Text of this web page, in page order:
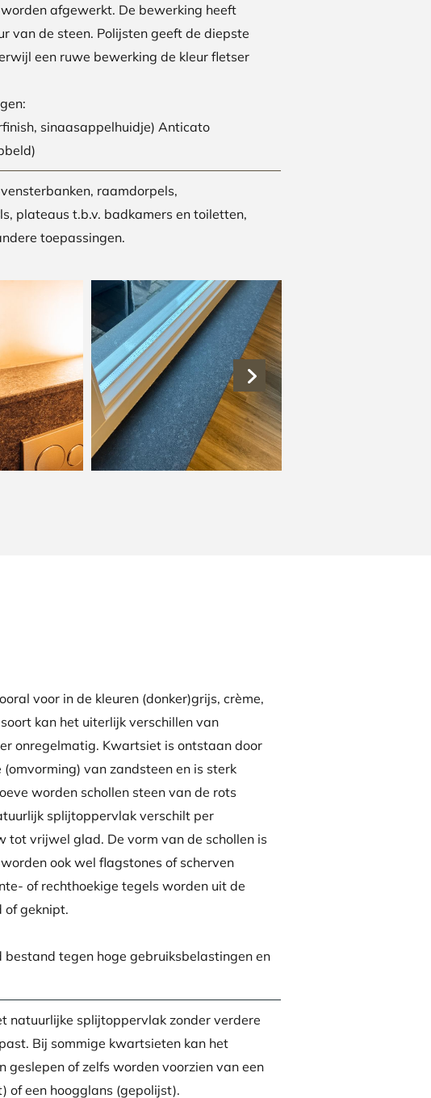
afgewerkt. De bewerking heeft
van de steen. Polijsten geeft de diepste
een ruwe bewerking de kleur fletser
sinaasappelhuidje) Anticato
raamdorpels,
plateaus t.b.v. badkamers en toiletten,
toepassingen.
voor in de kleuren (donker)grijs, crème,
kan het uiterlijk verschillen van
onregelmatig. Kwartsiet is ontstaan door
(omvorming) van zandsteen en is sterk
worden schollen steen van de rots
splijtoppervlak verschilt per
tot vrijwel glad. De vorm van de schollen is
ook wel flagstones of scherven
of rechthoekige tegels worden uit de
of geknipt.
bestand tegen hoge gebruiksbelastingen en
natuurlijke splijtoppervlak zonder verdere
Bij sommige kwartsieten kan het
geslepen of zelfs worden voorzien van een
of een hoogglans (gepolijst).